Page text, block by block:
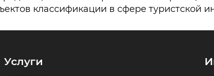
классификации в сфере туристской
Услуги